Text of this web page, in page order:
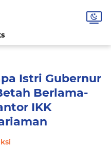
Istri Gubernur
Berlama-
IKK